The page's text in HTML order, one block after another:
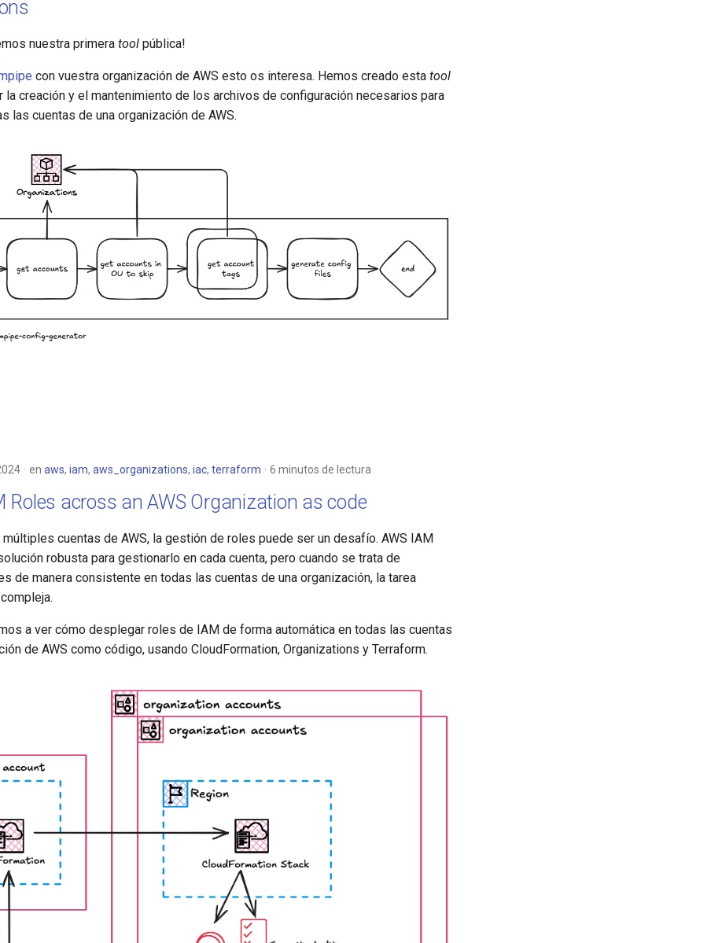
nuestra primera tool pública!
con vuestra organización de AWS esto os interesa. Hemos creado esta tool
la creación y el mantenimiento de los archivos de configuración necesarios para
las cuentas de una organización de AWS.
en aws, iam, aws_organizations, iac, terraform 6 minutos de lectura
Roles across an AWS Organization as code
múltiples cuentas de AWS, la gestión de roles puede ser un desafío. AWS IAM
robusta para gestionarlo en cada cuenta, pero cuando se trata de
de manera consistente en todas las cuentas de una organización, la tarea
a ver cómo desplegar roles de IAM de forma automática en todas las cuentas
de AWS como código, usando CloudFormation, Organizations y Terraform.